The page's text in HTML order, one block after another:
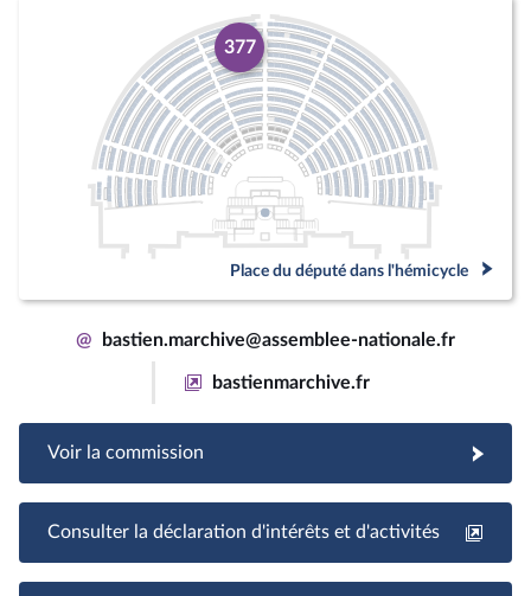
377
Place du député dans l'hémicycle
@ bastien.marchive@assemblee-nationale.fr
bastienmarchive.fr
Voir la commission
Consulter la déclaration d'intérêts et d'activités